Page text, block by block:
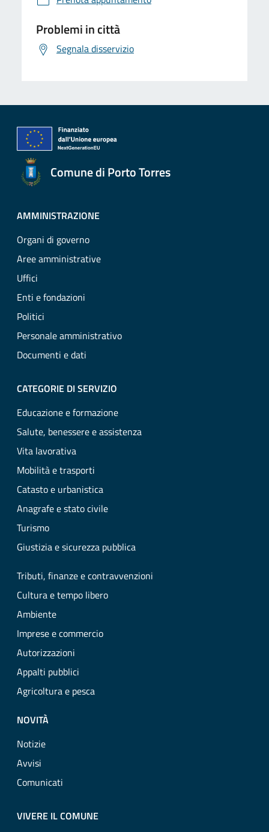
Problemi in città
Segnala disservizio
Comune di Porto Torres
AMMINISTRAZIONE
Organi di governo
Aree amministrative
Uffici
Enti e fondazioni
Politici
Personale amministrativo
Documenti e dati
CATEGORIE DI SERVIZIO
Educazione e formazione
Salute, benessere e assistenza
Vita lavorativa
Mobilità e trasporti
Catasto e urbanistica
Anagrafe e stato civile
Turismo
Giustizia e sicurezza pubblica
Tributi, finanze e contravvenzioni
Cultura e tempo libero
Ambiente
Imprese e commercio
Autorizzazioni
Appalti pubblici
Agricoltura e pesca
NOVITÀ
Notizie
Avvisi
Comunicati
VIVERE IL COMUNE